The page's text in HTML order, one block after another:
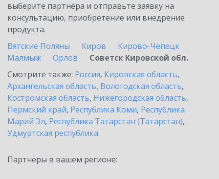
выберите партнёра и отправьте заявку на
консультацию, приобретение или внедрение
продукта.
Вятские Поляны
Киров
Кирово-Чепецк
Малмыж
Орлов
Советск Кировской обл.
Смотрите также: Россия, Кировская область,
Архангельская область, Вологодская область,
Костромская область, Нижегородская область,
Пермский край, Республика Коми, Республика
Марий Эл, Республика Татарстан (Татарстан),
Удмуртская республика
Партнеры в вашем регионе: